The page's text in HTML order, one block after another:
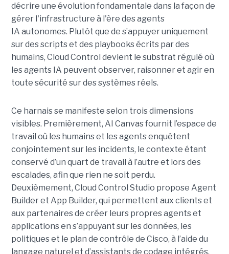
décrire une évolution fondamentale dans la façon de
gérer l'infrastructure à l'ère des agents
IA autonomes. Plutôt que de s’appuyer uniquement
sur des scripts et des playbooks écrits par des
humains, Cloud Control devient le substrat régulé où
les agents IA peuvent observer, raisonner et agir en
toute sécurité sur des systèmes réels.
Ce harnais se manifeste selon trois dimensions
visibles. Premièrement, AI Canvas fournit l’espace de
travail où les humains et les agents enquêtent
conjointement sur les incidents, le contexte étant
conservé d’un quart de travail à l’autre et lors des
escalades, afin que rien ne soit perdu.
Deuxièmement, Cloud Control Studio propose Agent
Builder et App Builder, qui permettent aux clients et
aux partenaires de créer leurs propres agents et
applications en s’appuyant sur les données, les
politiques et le plan de contrôle de Cisco, à l’aide du
langage naturel et d’assistants de codage intégrés.